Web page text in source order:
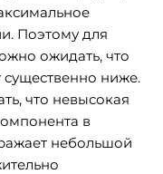
Поэтому для
ожидать, что
существенно ниже.
что невысокая
в
небольшой